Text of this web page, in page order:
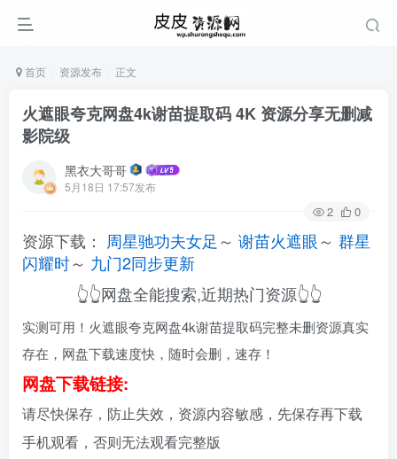
首页 资源发布 正文
火遮眼夸克网盘4k谢苗提取码 4K 资源分享无删减
影院级
黑衣大哥哥
5月18日 17:57发布
2 0
资源下载： 周星驰功夫女足 ～ 谢苗火遮眼～ 群星
闪耀时～ 九门2同步更新
👆👆网盘全能搜索,近期热门资源👆👆
实测可用！火遮眼夸克网盘4k谢苗提取码完整未删资源真实
存在，网盘下载速度快，随时会删，速存！
网盘下载链接:
请尽快保存，防止失效，资源内容敏感，先保存再下载
手机观看，否则无法观看完整版